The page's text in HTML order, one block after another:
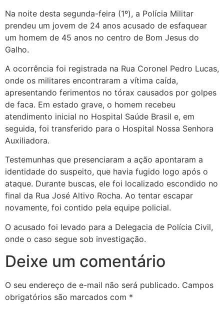
Na noite desta segunda-feira (1º), a Polícia Militar
prendeu um jovem de 24 anos acusado de esfaquear
um homem de 45 anos no centro de Bom Jesus do
Galho.
A ocorrência foi registrada na Rua Coronel Pedro Lucas,
onde os militares encontraram a vítima caída,
apresentando ferimentos no tórax causados por golpes
de faca. Em estado grave, o homem recebeu
atendimento inicial no Hospital Saúde Brasil e, em
seguida, foi transferido para o Hospital Nossa Senhora
Auxiliadora.
Testemunhas que presenciaram a ação apontaram a
identidade do suspeito, que havia fugido logo após o
ataque. Durante buscas, ele foi localizado escondido no
final da Rua José Altivo Rocha. Ao tentar escapar
novamente, foi contido pela equipe policial.
O acusado foi levado para a Delegacia de Polícia Civil,
onde o caso segue sob investigação.
Deixe um comentário
O seu endereço de e-mail não será publicado. Campos
obrigatórios são marcados com *